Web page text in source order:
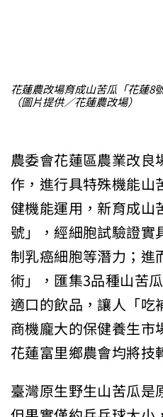
花蓮農改場育成山苦瓜「花蓮8
（圖片提供／花蓮農改場）
農委會花蓮區農業改
作，進行具特殊機能
健機能運用，新育成
號」，經細胞試驗證
制乳癌細胞等潛力；
術」，匯集3品種山苦
適口的飲品，讓人「
商機龐大的保健養生
花蓮富里鄉農會均將技
臺灣原生野生山苦瓜